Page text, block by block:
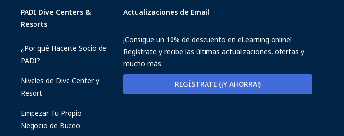
PADI Dive Centers &
Resorts
¿Por qué Hacerte Socio de
PADI?
Niveles de Dive Center y
Resort
Empezar Tu Propio
Negocio de Buceo
Actualizaciones de Email
¡Consigue un 10% de descuento en eLearning online!
Regístrate y recibe las últimas actualizaciones, ofertas y
mucho más.
REGÍSTRATE (¡Y AHORRA!)